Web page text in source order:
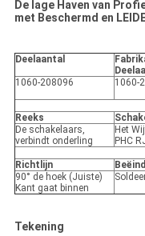
De lage Haven van
met Beschermd en
Deelaantal
1060-208096 1060-
Reeks
De schakelaars,
verbindt onderling
Het
PHC
Richtlijn
90° de hoek (Juiste)
Kant gaat binnen
Tekening